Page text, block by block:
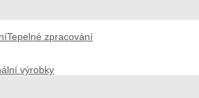
Tepelné zpracování
výrobky